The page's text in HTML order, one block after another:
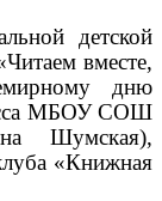
детской
вместе,
дню
МБОУ СОШ
Шумская),
«Книжная